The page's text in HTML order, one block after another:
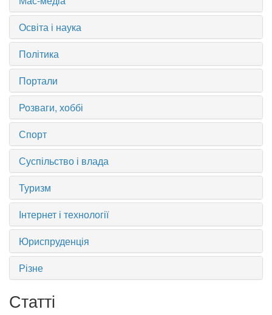
Освіта і наука
Політика
Портали
Розваги, хоббі
Спорт
Суспільство і влада
Туризм
Інтернет і технології
Юриспруденція
Різне
Статті